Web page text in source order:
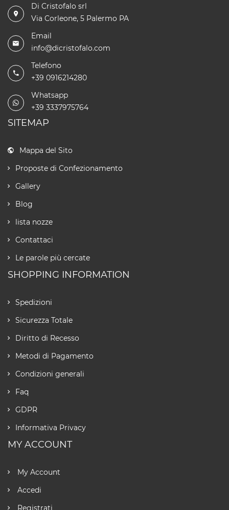
Di Cristofalo srl
Via Corleone, 5 Palermo PA
Email
info@dicristofalo.com
Telefono
+39 0916214280
Whatsapp
+39 3337975764
SITEMAP
Mappa del Sito
Proposte di Confezionamento
Gallery
Blog
lista nozze
Contattaci
Le parole più cercate
SHOPPING INFORMATION
Spedizioni
Sicurezza Totale
Diritto di Recesso
Metodi di Pagamento
Condizioni generali
Faq
GDPR
Informativa Privacy
MY ACCOUNT
My Account
Accedi
Registrati